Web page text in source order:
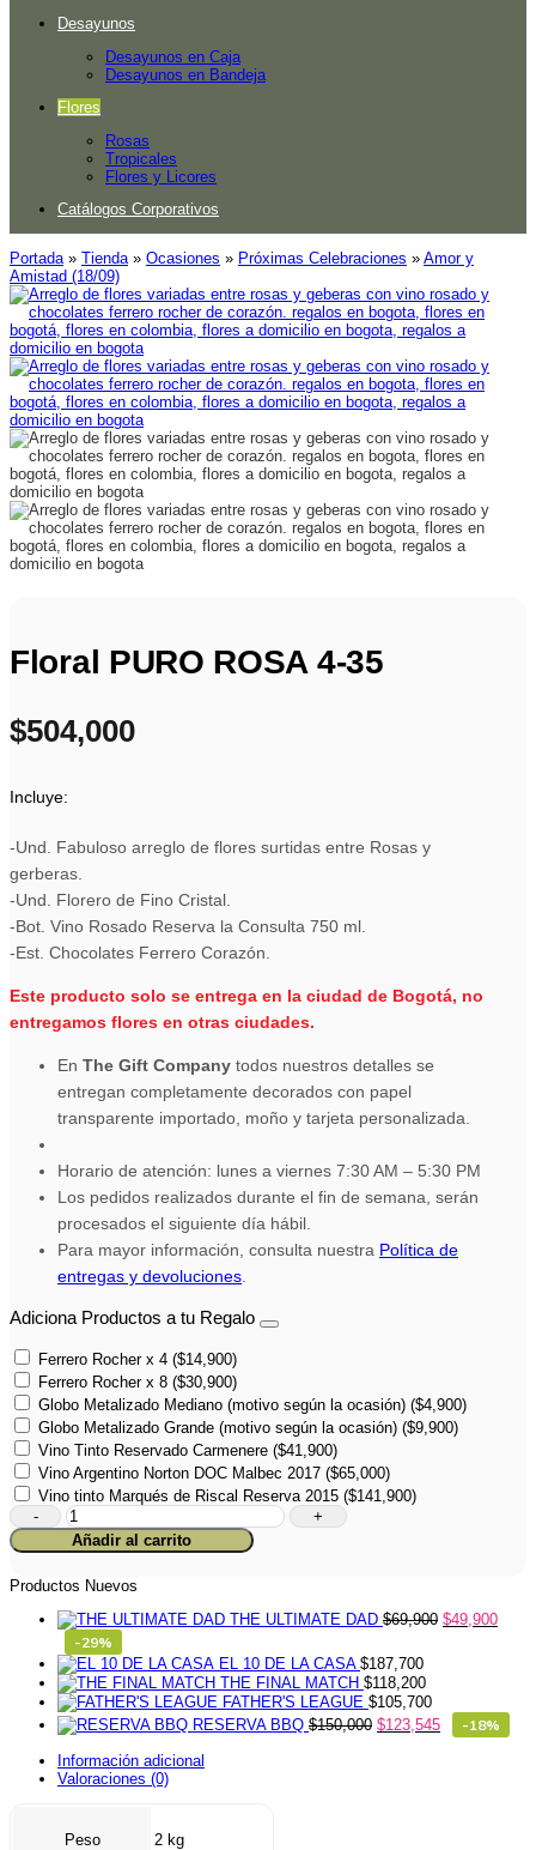
Desayunos
Desayunos en Caja
Desayunos en Bandeja
Flores
Rosas
Tropicales
Flores y Licores
Catálogos Corporativos
Portada » Tienda » Ocasiones » Próximas Celebraciones » Amor y
Amistad (18/09)
Floral PURO ROSA 4-35
$504,000
Incluye:
-Und. Fabuloso arreglo de flores surtidas entre Rosas y
gerberas.
-Und. Florero de Fino Cristal.
-Bot. Vino Rosado Reserva la Consulta 750 ml.
-Est. Chocolates Ferrero Corazón.
Este producto solo se entrega en la ciudad de Bogotá, no
entregamos flores en otras ciudades.
En The Gift Company todos nuestros detalles se
entregan completamente decorados con papel
transparente importado, moño y tarjeta personalizada.
Horario de atención: lunes a viernes 7:30 AM – 5:30 PM
Los pedidos realizados durante el fin de semana, serán
procesados el siguiente día hábil.
Para mayor información, consulta nuestra Política de
entregas y devoluciones
Adiciona Productos a tu Regalo
Ferrero Rocher x 4 ($14,900)
Ferrero Rocher x 8 ($30,900)
Globo Metalizado Mediano (motivo según la ocasión) ($4,900)
Globo Metalizado Grande (motivo según la ocasión) ($9,900)
Vino Tinto Reservado Carmenere ($41,900)
Vino Argentino Norton DOC Malbec 2017 ($65,000)
Vino tinto Marqués de Riscal Reserva 2015 ($141,900)
Floral
PURO
ROSA
35
Añadir al carrito
Productos Nuevos
THE ULTIMATE DAD $69,900 $49,900
-29%
EL 10 DE LA CASA $187,700
THE FINAL MATCH $118,200
FATHER'S LEAGUE $105,700
RESERVA BBQ $150,000 $123,545 -18%
Información adicional
Valoraciones (0)
Peso 2 kg